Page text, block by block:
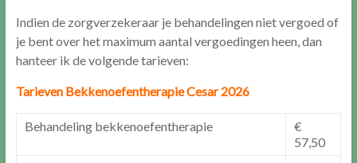
Indien de zorgverzekeraar je behandelingen niet vergoed of
je bent over het maximum aantal vergoedingen heen, dan
hanteer ik de volgende tarieven:
Tarieven Bekkenoefentherapie Cesar 2026
Behandeling bekkenoefentherapie
€
57,50